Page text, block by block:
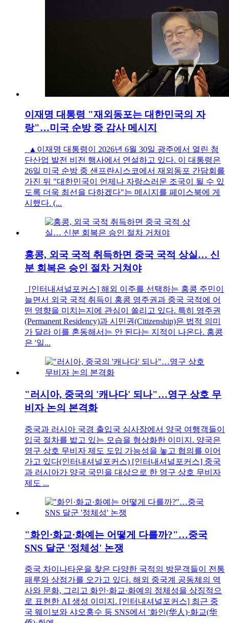
이재명 대통령 "재외동포는 대한민국의 자
랑"…미국 순방 중 감사 메시지
▲이재명 대통령이 2026년 6월 30일 광주에서 열린 첨
단산업 발전 비전 행사에서 연설하고 있다. 이 대통령은
26일 미국 순방 중 샌프란시스코에서 재외동포 간담회를
가진 뒤 "대한민국이 언제나 자랑스러운 조국이 될 수 있
도록 더욱 최선을 다하겠다"는 메시지를 페이스북에 게
시했다. (...
홍콩, 외국 국적 취득하면 중국 국적 상실… 신
분 회복은 승인 절차 거쳐야
[인터내셔널포커스] 해외 이주를 선택하는 홍콩 주민이
늘면서 외국 국적 취득이 홍콩 영주권과 중국 국적에 어
떤 영향을 미치는지에 관심이 쏠리고 있다. 특히 영주권
(Permanent Residency)과 시민권(Citizenship)은 법적 의미
가 달라 이를 혼동해서는 안 된다는 지적이 나온다. 홍콩
은 '일...
"러시아, 중국의 '캐나다' 되나"…영구 상호 무
비자 논의 본격화
중국과 러시아 국경 출입국 심사장에서 양국 여행객들이
입국 절차를 밟고 있는 모습을 형상화한 이미지. 양국은
영구 상호 무비자 제도 도입 가능성을 놓고 협의를 이어
가고 있다(인터내셔널포커스) [인터내셔널포커스] 중국
과 러시아가 양국 국민을 대상으로 한 영구 상호 무비자
제도 ...
"화인·화교·화예는 어떻게 다를까?"…중국
SNS 달군 '정체성' 논쟁
중국 차이나타운을 찾은 다양한 국적의 방문객들이 전통
패루와 상점가를 오가고 있다. 해외 중국계 공동체의 역
사와 문화, 그리고 화인·화교·화예의 정체성을 상징적으
로 표현한 AI 생성 이미지. [인터내셔널포커스] 최근 중
국 웨이보와 샤오훙수 등 SNS에서 '화인(华人)·화교(华